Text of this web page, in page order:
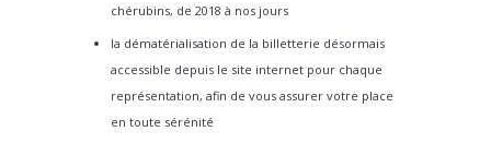
chérubins, de 2018 à nos jours
la dématérialisation de la billetterie désormais
accessible depuis le site internet pour chaque
représentation, afin de vous assurer votre place
en toute sérénité